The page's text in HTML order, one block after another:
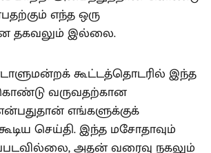
எந்த ஒரு
தகவலும் இல்லை.
கூட்டத்தொடரில் இந்த
வருவதற்கான
எங்களுக்குக்
செய்தி. இந்த மசோதாவும்
அதன் வரைவு நகலும்